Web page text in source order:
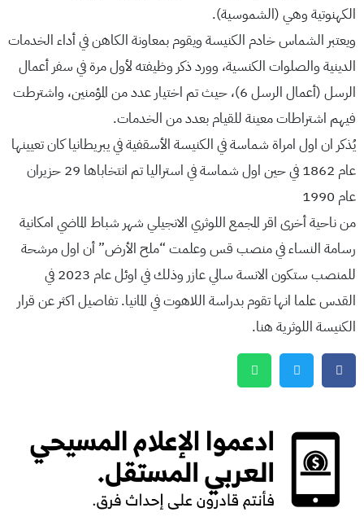
الكهنوتية وهي (الشموسية).
ويعتبر الشماس خادم الكنيسة ويقوم بمعاونة الكاهن في أداء الخدمات
الدينية والصلوات الكنسية، وورد ذكر وظيفته لأول مرة في سفر أعمال
الرسل (أعمال الرسل 6)، حيث تم اختيار عدد من المؤمنين، واشترطت
فيهم اشتراطات معينة للقيام بعدد من الخدمات.
يُذكر ان اول امراة شماسة في الكنيسة الأسقفية في يبريطانيا كان تعيينها
عام 1862 في حين اول شماسة في استراليا تم انتخاباها 29 حزيران
عام 1990
من ناحية أخرى اقر المجمع اللوثري الانجيلي شهر شباط الماضي امكانية
رسامة النساء في منصب قس وعلمت “ملح الأرض” أن اول مرشحة
للمنصب ستكون الانسة سالي عازر وذلك في اوئل عام 2023 في
القدس علما انها تقوم بدراسة اللاهوت في المانيا. تفاصيل اكثر عن قرار
الكنيسة اللوثرية هنا.